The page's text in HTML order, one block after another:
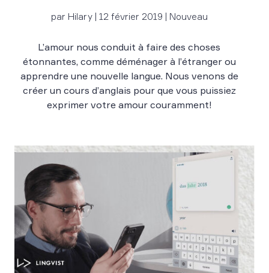
par Hilary | 12 février 2019 | Nouveau
L’amour nous conduit à faire des choses
étonnantes, comme déménager à l’étranger ou
apprendre une nouvelle langue. Nous venons de
créer un cours d’anglais pour que vous puissiez
exprimer votre amour couramment!